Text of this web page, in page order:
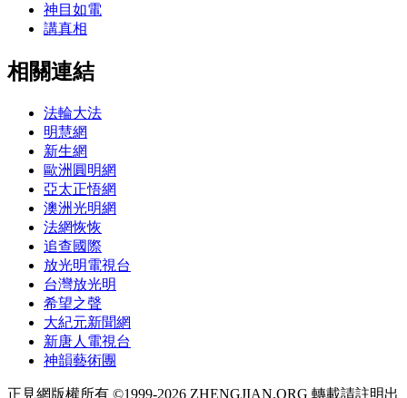
神目如電
講真相
相關連結
法輪大法
明慧網
新生網
歐洲圓明網
亞太正悟網
澳洲光明網
法網恢恢
追查國際
放光明電視台
台灣放光明
希望之聲
大紀元新聞網
新唐人電視台
神韻藝術團
正見網版權所有 ©1999-2026 ZHENGJIAN.ORG 轉載請註明出